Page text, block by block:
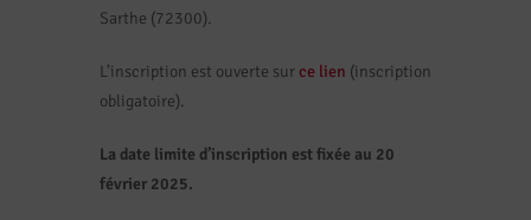
Sarthe (72300).
L’inscription est ouverte surce lien (inscription
obligatoire).
La date limite d’inscription est fixée au 20
février 2025.